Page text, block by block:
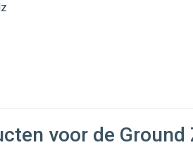
voor de Ground